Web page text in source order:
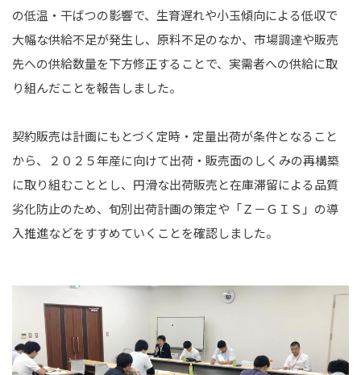
の低温・干ばつの影響で、生育遅れや小玉傾向による低収で
大幅な供給不足が発生し、原料不足のなか、市場調達や販売
先への供給数量を下方修正することで、実需者への供給に取
り組んだことを報告しました。
契約販売は計画にもとづく定時・定量出荷が条件となること
から、２０２５年産に向けて出荷・販売面のしくみの再構築
に取り組むこととし、円滑な出荷販売と在庫滞留による品質
劣化防止のため、旬別出荷計画の策定や「Ｚ－ＧＩＳ」の導
入推進などをすすめていくことを確認しました。